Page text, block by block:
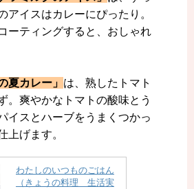
アイスはカレーにぴったり。
ーティングすると、おしゃれ
夏カレー」 は、熟したトマト
。爽やかなトマトの酸味とう
イスとハーブをうまくつかっ
上げます。
わたしのいつものごはん
（きょうの料理 生活実